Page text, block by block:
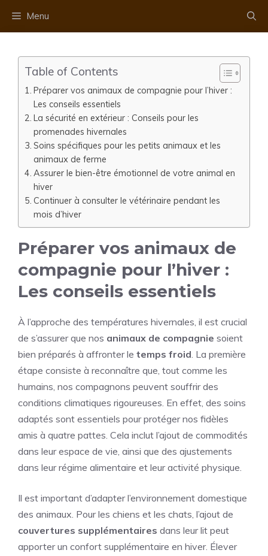
Menu
Table of Contents
Préparer vos animaux de compagnie pour l’hiver :
Les conseils essentiels
La sécurité en extérieur : Conseils pour les
promenades hivernales
Soins spécifiques pour les petits animaux et les
animaux de ferme
Assurer le bien-être émotionnel de votre animal en
hiver
Continuer à consulter le vétérinaire pendant les
mois d’hiver
Préparer vos animaux de
compagnie pour l’hiver :
Les conseils essentiels
À l’approche des températures hivernales, il est crucial
de s’assurer que nos animaux de compagnie soient
bien préparés à affronter le temps froid. La première
étape consiste à reconnaître que, tout comme les
humains, nos compagnons peuvent souffrir des
conditions climatiques rigoureuses. En effet, des soins
adaptés sont essentiels pour protéger nos fidèles
amis à quatre pattes. Cela inclut l’ajout de commodités
dans leur espace de vie, ainsi que des ajustements
dans leur régime alimentaire et leur activité physique.
Il est important d’adapter l’environnement domestique
des animaux. Pour les chiens et les chats, l’ajout de
couvertures supplémentaires dans leur lit peut
apporter un confort supplémentaire en hiver. Élever